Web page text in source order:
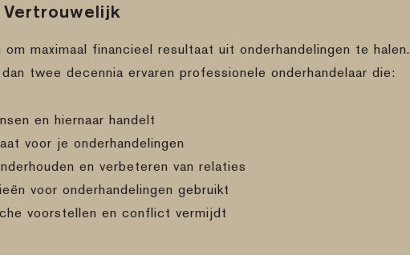
Vertrouwelijk
maximaal financieel resultaat uit onderhandelingen te halen.
twee decennia ervaren professionele onderhandelaar die:
en hiernaar handelt
voor je onderhandelingen
en verbeteren van relaties
voor onderhandelingen gebruikt
voorstellen en conflict vermijdt